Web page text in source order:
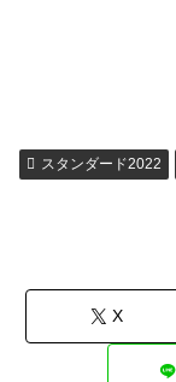
スタンダード2022
X